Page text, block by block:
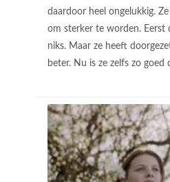
daardoor heel ongelukkig.
om sterker te worden. Eerst
niks. Maar ze heeft
beter. Nu is ze zelfs zo goed